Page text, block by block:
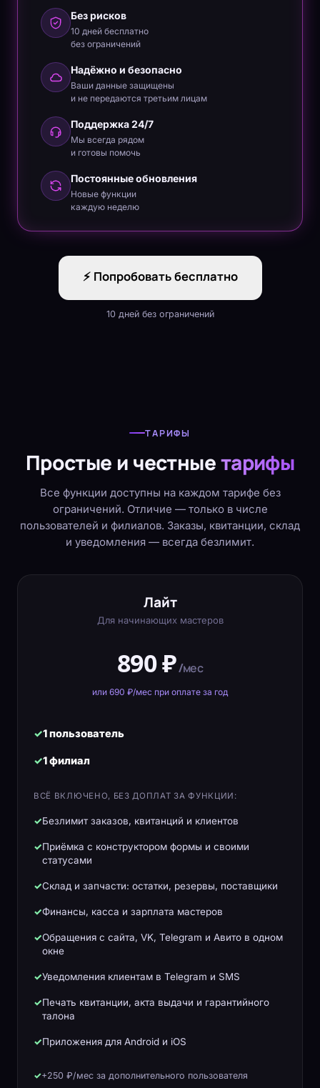
Без рисков
10 дней бесплатно
без ограничений
Надёжно и безопасно
Ваши данные защищены
и не передаются третьим лицам
Поддержка 24/7
Мы всегда рядом
и готовы помочь
Постоянные обновления
Новые функции
каждую неделю
⚡ Попробовать бесплатно
10 дней без ограничений
ТАРИФЫ
Простые и честныетарифы
Все функции доступны на каждом тарифе без
ограничений. Отличие — только в числе
пользователей и филиалов. Заказы, квитанции, склад
и уведомления — всегда безлимит.
Лайт
Для начинающих мастеров
890 ₽/мес
или 690 ₽/мес при оплате за год
1 пользователь
1 филиал
ВСЁ ВКЛЮЧЕНО, БЕЗ ДОПЛАТ ЗА ФУНКЦИИ:
Безлимит заказов, квитанций и клиентов
Приёмка с конструктором формы и своими
статусами
Склад и запчасти: остатки, резервы, поставщики
Финансы, касса и зарплата мастеров
Обращения с сайта, VK, Telegram и Авито в одном
окне
Уведомления клиентам в Telegram и SMS
Печать квитанции, акта выдачи и гарантийного
талона
Приложения для Android и iOS
+250 ₽/мес за дополнительного пользователя